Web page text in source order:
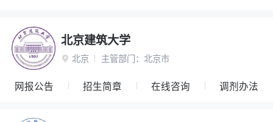
北京建筑大学
 北京 主管部门： 北京市
网报公告 招生简章 在线咨询 调剂办法